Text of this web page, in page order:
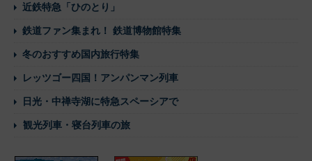
近鉄特急「ひのとり」
鉄道ファン集まれ！ 鉄道博物館特集
冬のおすすめ国内旅行特集
レッツゴー四国！アンパンマン列車
日光・中禅寺湖に特急スペーシアで
観光列車・寝台列車の旅